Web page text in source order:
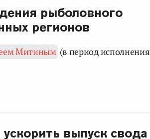
рыболовного
регионов
Митиным (в период исполнения
выпуск свода